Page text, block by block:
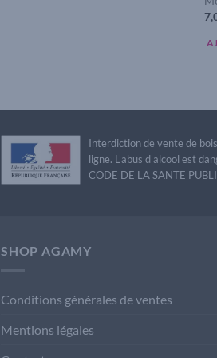
Interdiction de vente de
ligne. L'abus d'alcool est
CODE DE LA SANTE
SHOP AGAMY
Conditions générales de ventes
Mentions légales